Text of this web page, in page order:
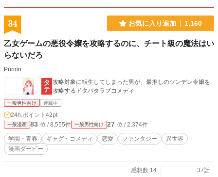
34 お気に入り追加 1,160
乙女ゲームの悪役令嬢を攻略するのに、チート級の魔法はい
らないだろ
Puririn
攻略対象に転生してしまった男が、最推しのツンデレ令嬢を
攻略するドタバタラブコメディ
一般男性向け 連載中
24h.ポイント 42pt
一般漫画 83 位 / 8,555件 一般男性向け 27 位 / 2,374件
学園・青春 ギャグ・コメディ 恋愛 ファンタジー
異世界
漫画ダービー
感想数 14
37話